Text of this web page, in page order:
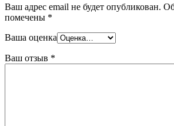
Ваш адрес email не будет опубликован.
помечены *
Ваша оценка
Ваш отзыв *